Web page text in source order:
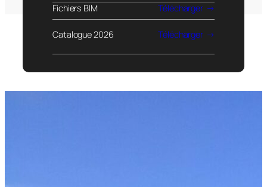
Fichiers BIM
Télécharger
Catalogue 2026 Télécharger